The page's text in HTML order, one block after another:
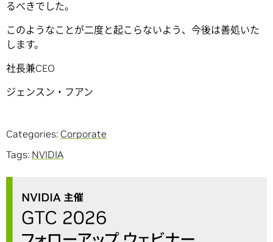
るべきでした。
このようなことが二度と起こらないよう、今後は善処いた
します。
社長兼CEO
ジェンスン・フアン
Categories: Corporate
Tags: NVIDIA